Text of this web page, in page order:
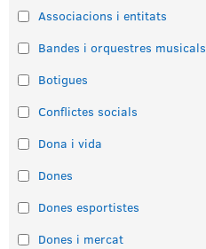
Associacions i entitats
Bandes i orquestres musicals
Botigues
Conflictes socials
Dona i vida
Dones
Dones esportistes
Dones i mercat